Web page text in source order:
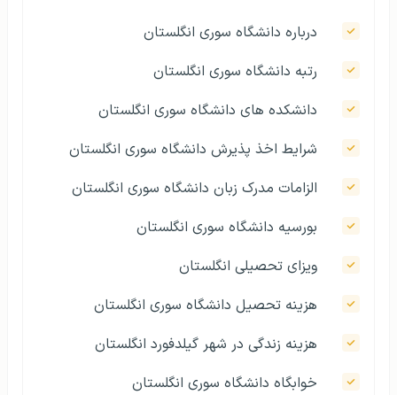
درباره دانشگاه سوری انگلستان
رتبه دانشگاه سوری انگلستان
دانشکده های دانشگاه سوری انگلستان
شرایط اخذ پذیرش دانشگاه سوری انگلستان
الزامات مدرک زبان دانشگاه سوری انگلستان
بورسیه دانشگاه سوری انگلستان
ویزای تحصیلی انگلستان
هزینه تحصیل دانشگاه سوری انگلستان
هزینه زندگی در شهر گیلدفورد انگلستان
خوابگاه دانشگاه سوری انگلستان